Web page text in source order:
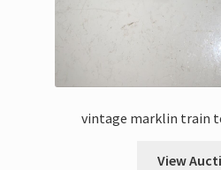
vintage marklin train
View